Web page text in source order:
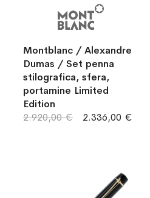
Montblanc / Alexandre
Dumas / Set penna
stilografica, sfera,
portamine Limited
Edition
2.336,00 €
2.920,00 €